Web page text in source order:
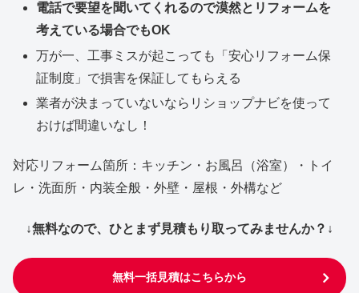
電話で要望を聞いてくれるので漠然とリフォームを
考えている場合でもOK
万が一、工事ミスが起こっても「安心リフォーム保
証制度」で損害を保証してもらえる
業者が決まっていないならリショップナビを使って
おけば間違いなし！
対応リフォーム箇所：キッチン・お風呂（浴室）・トイ
レ・洗面所・内装全般・外壁・屋根・外構など
↓無料なので、ひとまず見積もり取ってみませんか？↓
無料一括見積はこちらから